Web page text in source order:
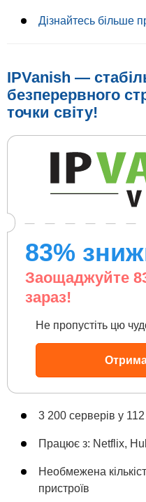
Дізнайтесь більше
IPVanish —
безперервного
точки світу!
83%
Заощаджуйте
зараз!
Не пропустіть цю
3 200 серверів у 112
Працює з: Netflix,
Необмежена
пристроїв